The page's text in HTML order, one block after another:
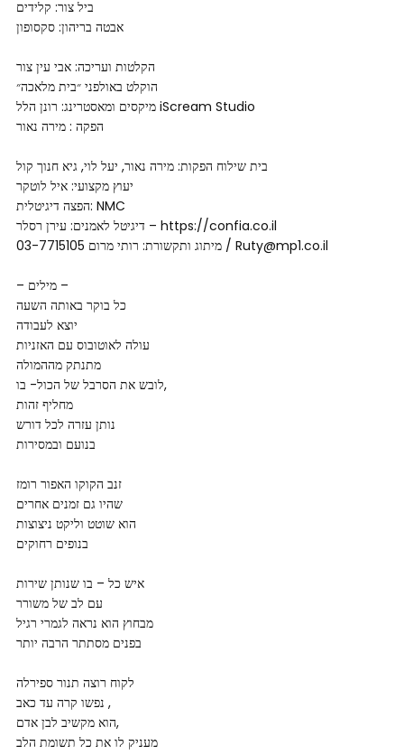
ביל צור: קלידים
אבטה בריהון: סקסופון
הקלטות ועריכה: אבי עין צור
הוקלט באולפני ״בית מלאכה״
מיקסים ומאסטרינג: רונן הלל iScream Studio
הפקה : מירה נאור
בית שילוח הפקות: מירה נאור, יעל לוי, גיא חנוך קול
יעוץ מקצועי: איל לוטקר
הפצה דיגיטלית: NMC
דיגיטל לאמנים: עירן רסלר – https://confia.co.il
מיתוג ותקשורת: רותי מרום 03-7715105 / Ruty@mp1.co.il
– מילים –
כל בוקר באותה השעה
יוצא לעבודה
עולה לאוטובוס עם האזניות
מתנתק מההמולה
לובש את הסרבל של הכול- בו,
מחליף זהות
נותן עזרה לכל דורש
בנועם ובמסירות
זנב הקוקו האפור רומז
שהיו גם זמנים אחרים
הוא שוטט וליקט ניצוצות
בנופים רחוקים
איש כל – בו שנותן שירות
עם לב של משורר
מבחוץ הוא נראה לגמרי רגיל
בפנים מסתתר הרבה יותר
לקוח רוצה תנור ספירלה
נפשו קרה עד כאב ,
הוא מקשיב לבן אדם,
מעניק לו את כל תשומת הלב